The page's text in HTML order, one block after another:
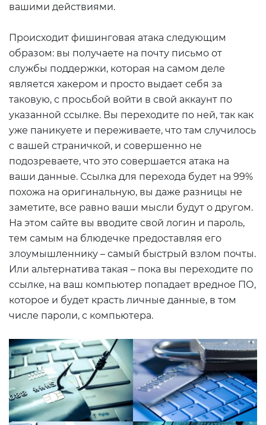
вашими действиями.
Происходит фишинговая атака следующим
образом: вы получаете на почту письмо от
службы поддержки, которая на самом деле
является хакером и просто выдает себя за
таковую, с просьбой войти в свой аккаунт по
указанной ссылке. Вы переходите по ней, так как
уже паникуете и переживаете, что там случилось
с вашей страничкой, и совершенно не
подозреваете, что это совершается атака на
ваши данные. Ссылка для перехода будет на 99%
похожа на оригинальную, вы даже разницы не
заметите, все равно ваши мысли будут о другом.
На этом сайте вы вводите свой логин и пароль,
тем самым на блюдечке предоставляя его
злоумышленнику – самый быстрый взлом почты.
Или альтернатива такая – пока вы переходите по
ссылке, на ваш компьютер попадает вредное ПО,
которое и будет красть личные данные, в том
числе пароли, с компьютера.